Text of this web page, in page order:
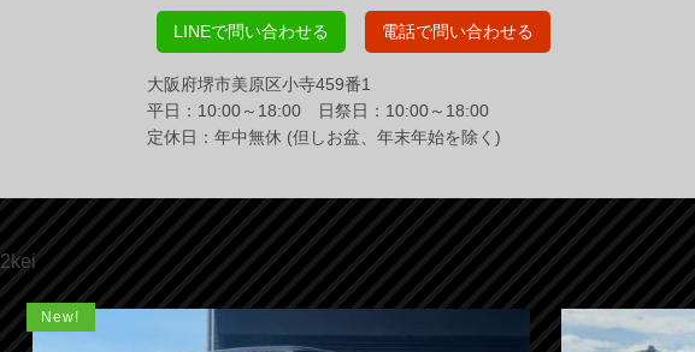
LINEで問い合わせる 電話で問い合わせる
大阪府堺市美原区小寺459番1
平日：10:00～18:00 日祭日：10:00～18:00
定休日：年中無休 (但しお盆、年末年始を除く)
2kei
New!